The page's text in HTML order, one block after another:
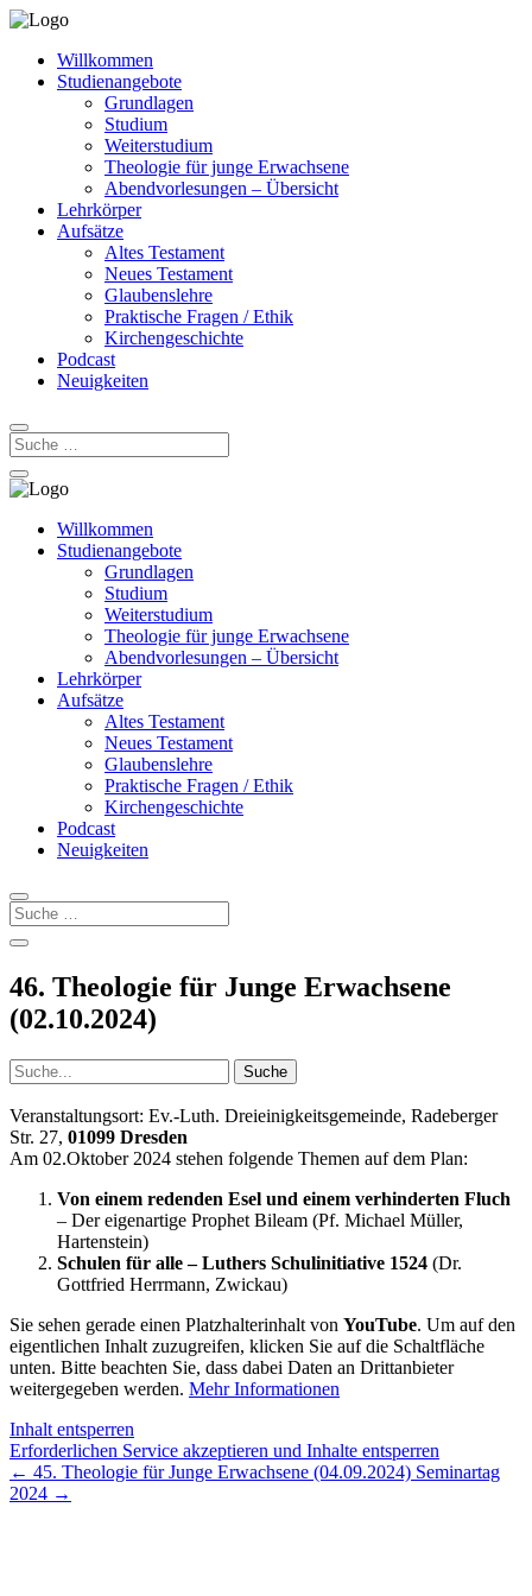
Willkommen
Studienangebote
Grundlagen
Studium
Weiterstudium
Theologie für junge Erwachsene
Abendvorlesungen – Übersicht
Lehrkörper
Aufsätze
Altes Testament
Neues Testament
Glaubenslehre
Praktische Fragen / Ethik
Kirchengeschichte
Podcast
Neuigkeiten
Willkommen
Studienangebote
Grundlagen
Studium
Weiterstudium
Theologie für junge Erwachsene
Abendvorlesungen – Übersicht
Lehrkörper
Aufsätze
Altes Testament
Neues Testament
Glaubenslehre
Praktische Fragen / Ethik
Kirchengeschichte
Podcast
Neuigkeiten
46. Theologie für Junge Erwachsene
(02.10.2024)
Suchen
nach:
Veranstaltungsort: Ev.-Luth. Dreieinigkeitsgemeinde, Radeberger
Str. 27, 01099 Dresden
Am 02.Oktober 2024 stehen folgende Themen auf dem Plan:
Von einem redenden Esel und einem verhinderten Fluch
– Der eigenartige Prophet Bileam (Pf. Michael Müller,
Hartenstein)
Schulen für alle – Luthers Schulinitiative 1524 (Dr.
Gottfried Herrmann, Zwickau)
Sie sehen gerade einen Platzhalterinhalt von YouTube. Um auf den
eigentlichen Inhalt zuzugreifen, klicken Sie auf die Schaltfläche
unten. Bitte beachten Sie, dass dabei Daten an Drittanbieter
weitergegeben werden. Mehr Informationen
Inhalt entsperren
Erforderlichen Service akzeptieren und Inhalte entsperren
← 45. Theologie für Junge Erwachsene (04.09.2024) Seminartag
2024 →